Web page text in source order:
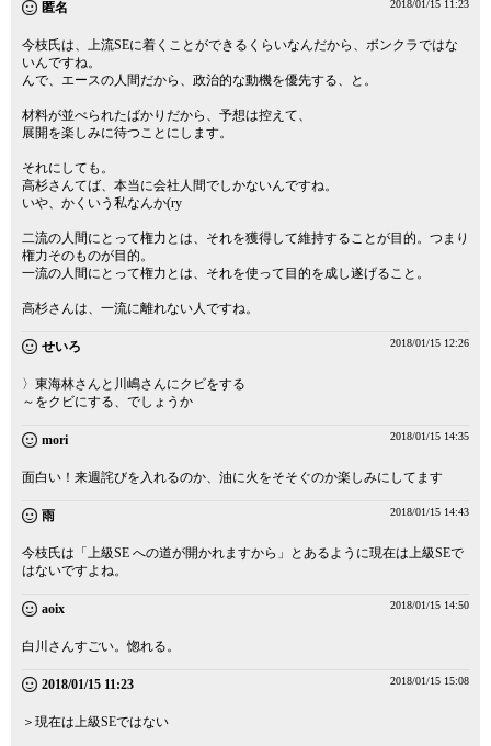
匿名 2018/01/15 11:23
今枝氏は、上流SEに着くことができるくらいなんだから、ボンクラではな
いんですね。
んで、エースの人間だから、政治的な動機を優先する、と。
材料が並べられたばかりだから、予想は控えて、
展開を楽しみに待つことにします。
それにしても。
高杉さんてば、本当に会社人間でしかないんですね。
いや、かくいう私なんか(ry
二流の人間にとって権力とは、それを獲得して維持することが目的。つまり
権力そのものが目的。
一流の人間にとって権力とは、それを使って目的を成し遂げること。
高杉さんは、一流に離れない人ですね。
せいろ 2018/01/15 12:26
〉東海林さんと川嶋さんにクビをする
～をクビにする、でしょうか
mori 2018/01/15 14:35
面白い！来週詫びを入れるのか、油に火をそそぐのか楽しみにしてます
雨 2018/01/15 14:43
今枝氏は「上級SE への道が開かれますから」とあるように現在は上級SEで
はないですよね。
aoix 2018/01/15 14:50
白川さんすごい。惚れる。
2018/01/15 11:23 2018/01/15 15:08
＞現在は上級SEではない